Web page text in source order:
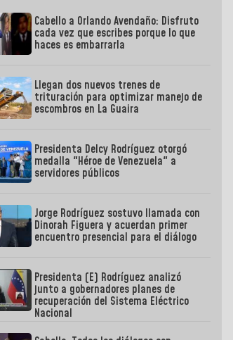
Cabello a Orlando Avendaño: Disfruto
cada vez que escribes porque lo que
haces es embarrarla
Llegan dos nuevos trenes de
trituración para optimizar manejo de
escombros en La Guaira
Presidenta Delcy Rodríguez otorgó
medalla "Héroe de Venezuela" a
servidores públicos
Jorge Rodríguez sostuvo llamada con
Dinorah Figuera y acuerdan primer
encuentro presencial para el diálogo
Presidenta (E) Rodríguez analizó
junto a gobernadores planes de
recuperación del Sistema Eléctrico
Nacional